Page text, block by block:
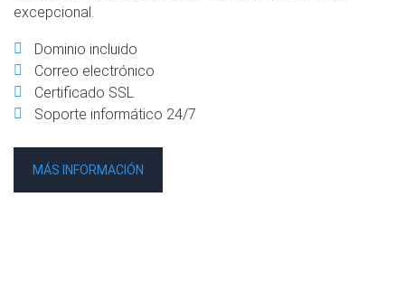
excepcional.
Dominio incluido
Correo electrónico
Certificado SSL
Soporte informático 24/7
MÁS INFORMACIÓN